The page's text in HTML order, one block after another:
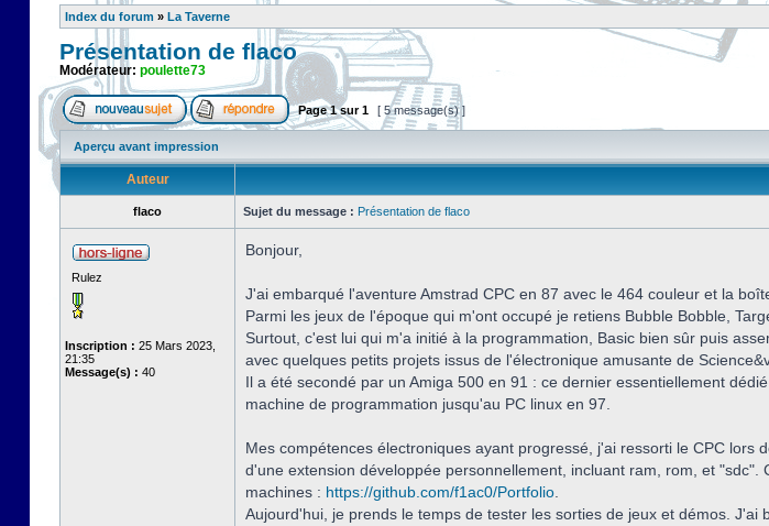
Index du forum » La Taverne
Présentation de flaco
Modérateur: poulette73
Page1sur1 [ 5 message(s) ]
Aperçu avant impression
Auteur
flaco Sujet du message : Présentation de flaco
Rulez
Inscription : 25 Mars 2023,
21:35
Message(s) : 40
Bonjour,
J'ai embarqué l'aventure Amstrad CPC en 87 avec le 464 couleur et la
Parmi les jeux de l'époque qui m'ont occupé je retiens Bubble Bobble,
Surtout, c'est lui qui m'a initié à la programmation, Basic bien sûr puis
avec quelques petits projets issus de l'électronique amusante de
Il a été secondé par un Amiga 500 en 91 : ce dernier essentiellement
machine de programmation jusqu'au PC linux en 97.
Mes compétences électroniques ayant progressé, j'ai ressorti le CPC
d'une extension développée personnellement, incluant ram, rom, et
machines : https://github.com/f1ac0/Portfolio
Aujourd'hui, je prends le temps de tester les sorties de jeux et démos.